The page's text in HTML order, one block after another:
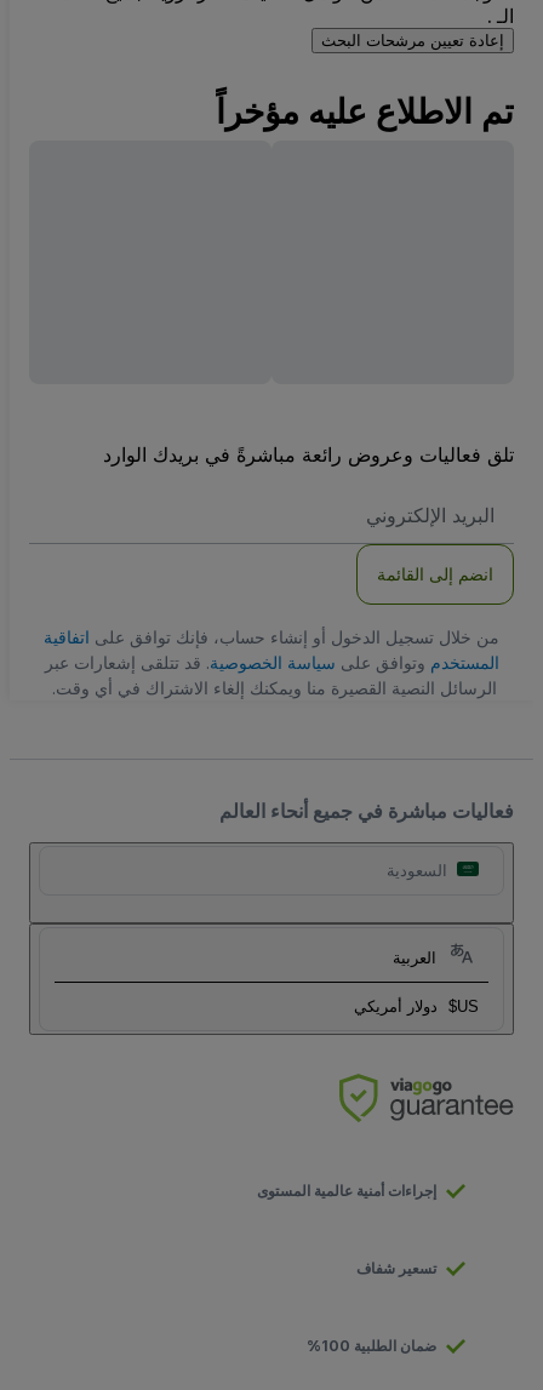
الـ .
إعادة تعيين مرشحات البحث
تم الاطلاع عليه مؤخراً
تلق فعاليات وعروض رائعة مباشرةً في بريدك الوارد
الاكتروني
انضم إلى القائمة
من خلال تسجيل الدخول أو إنشاء حساب، فإنك توافق على اتفاقية
المستخدم وتوافق على سياسة الخصوصية. قد تتلقى إشعارات عبر
الرسائل النصية القصيرة منا ويمكنك إلغاء الاشتراك في أي وقت.
فعاليات مباشرة في جميع أنحاء العالم
السعودية
العربية
US$ دولار أمريكي
إجراءات أمنية عالمية المستوى
تسعير شفاف
ضمان الطلبية 100%